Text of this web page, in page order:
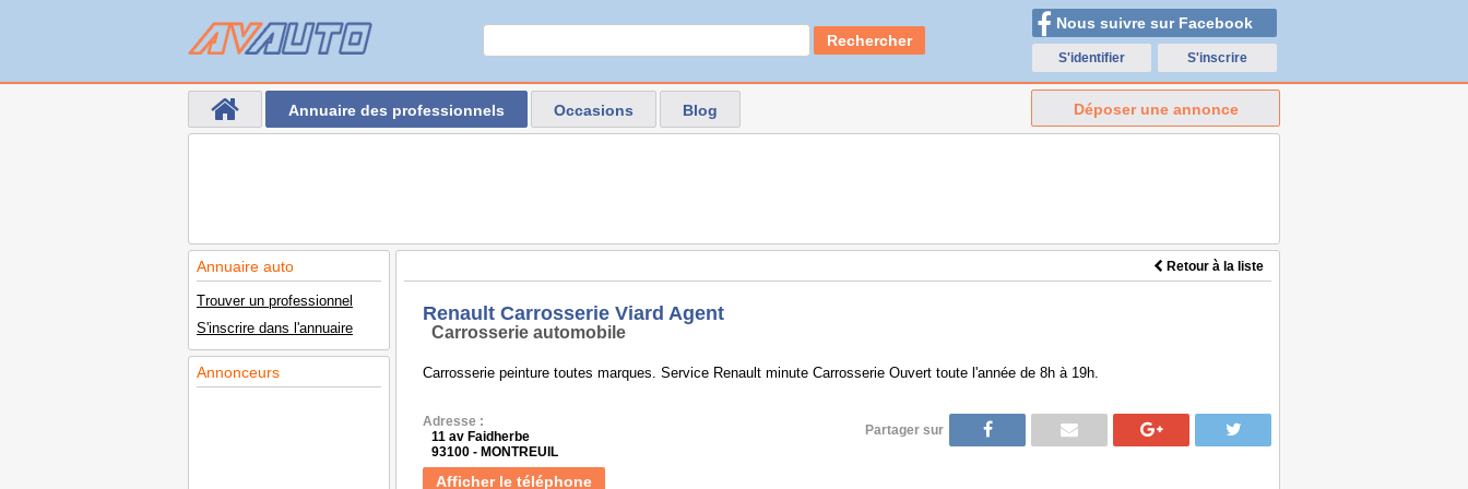
Rechercher
Nous suivre sur Facebook
S'identifier S'inscrire
Annuaire des professionnels Occasions Blog Déposer une annonce
Annuaire auto
Trouver un professionnel
S'inscrire dans l'annuaire
Annonceurs
Retour à la liste
Renault Carrosserie Viard Agent
Carrosserie automobile
Carrosserie peinture toutes marques. Service Renault minute Carrosserie Ouvert toute l'année de 8h à 19h.
Adresse :
11 av Faidherbe
93100 - MONTREUIL
Afficher le téléphone
Partager sur